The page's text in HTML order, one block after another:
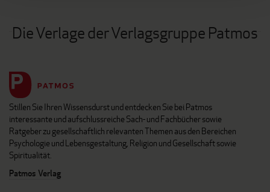
Die Verlage der Verlagsgruppe Patmos
Stillen Sie Ihren Wissensdurst und entdecken Sie bei Patmos
interessante und aufschlussreiche Sach- und Fachbücher sowie
Ratgeber zu gesellschaftlich relevanten Themen aus den Bereichen
Psychologie und Lebensgestaltung, Religion und Gesellschaft sowie
Spiritualität.
Patmos Verlag